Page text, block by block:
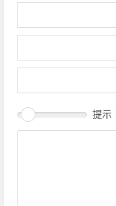
提示